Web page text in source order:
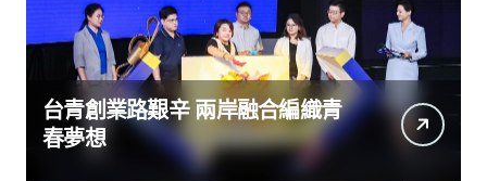
台青創業路艱辛 兩岸融合編織青
春夢想